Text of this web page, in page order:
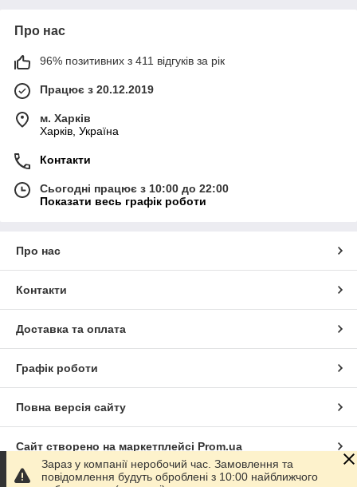
Про нас
96% позитивних з 411 відгуків за рік
Працює з 20.12.2019
м. Харків
Харків, Україна
Контакти
Сьогодні працює з 10:00 до 22:00
Показати весь графік роботи
Про нас
Контакти
Доставка та оплата
Графік роботи
Повна версія сайту
Сайт створено на маркетплейсі Prom.ua
Зараз у компанії неробочий час. Замовлення та
повідомлення будуть оброблені з 10:00 найближчого